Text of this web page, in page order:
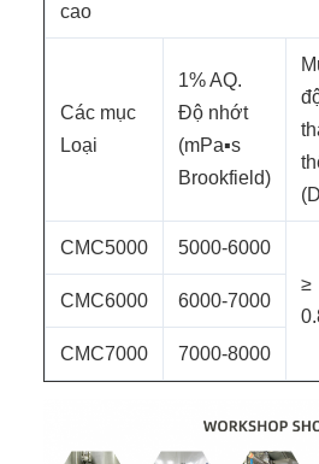
cao
Các mục
Loại
1% AQ.
Độ nhớt
(mPa▪s
Brookfield)
CMC5000
5000-6000
≥
CMC6000 6000-7000
CMC7000 7000-8000